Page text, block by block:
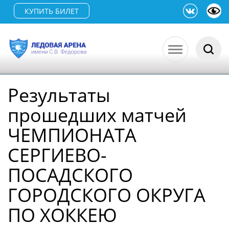
КУПИТЬ БИЛЕТ
Результаты
прошедших матчей
ЧЕМПИОНАТА
СЕРГИЕВО-
ПОСАДСКОГО
ГОРОДСКОГО ОКРУГА
ПО ХОККЕЮ